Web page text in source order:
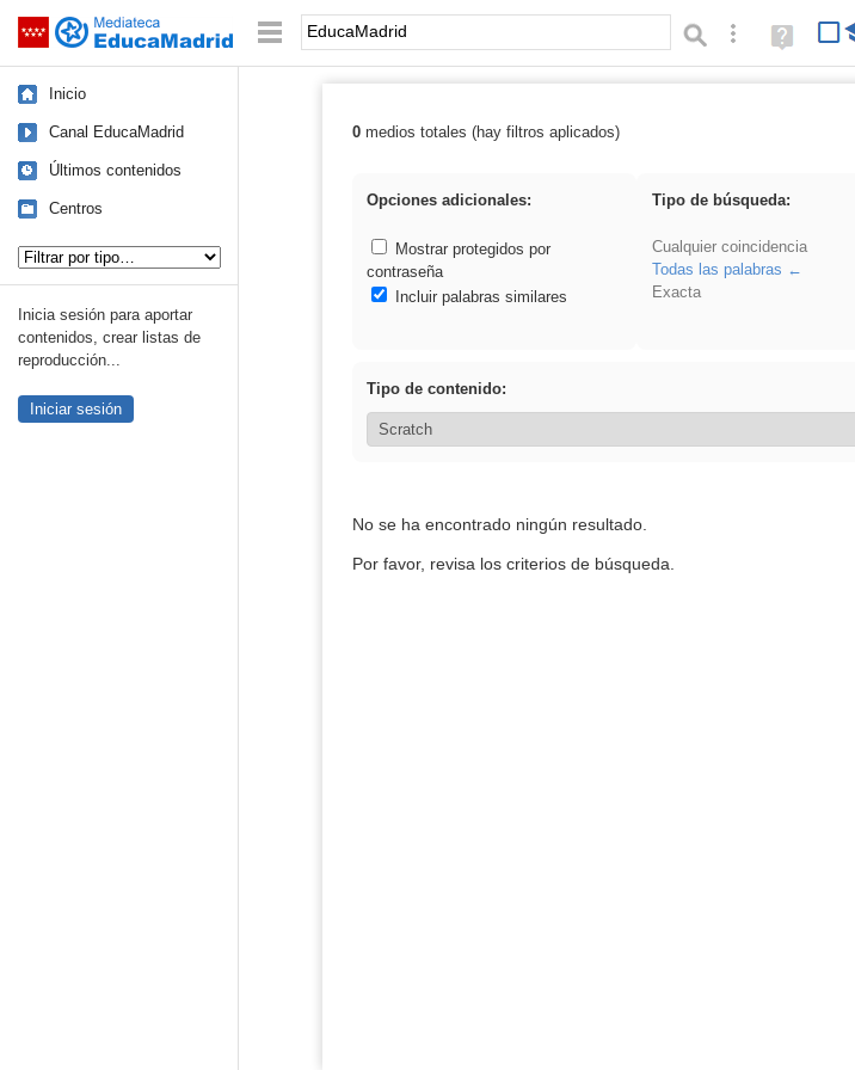
Saltar navegación Palabra o frase: Búsqueda avanzada
Ayuda
(en
Inicio
Canal EducaMadrid
Últimos contenidos
Centros
Inicia sesión para aportar
contenidos, crear listas de
reproducción...
Iniciar sesión
Resultados de: EducaMadrid
0medios totales (hay filtros aplicados)
Opciones adicionales:
Mostrar protegidos por
contraseña
Incluir palabras similares
Tipo de búsqueda:
Cualquier coincidencia
Todas las palabras
Exacta
Tipo de contenido:
No se ha encontrado ningún resultado.
Por favor, revisa los criterios de búsqueda.